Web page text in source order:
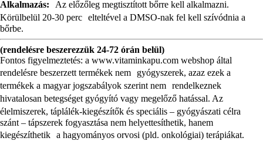
Alkalmazás: Az előzőleg megtisztított bőrre kell alkalmazni.
Körülbelül 20-30 perc elteltével a DMSO-nak fel kell szívódnia a
bőrbe.
(rendelésre beszerezzük 24-72 órán belül)
Fontos figyelmeztetés: a www.vitaminkapu.com webshop által
rendelésre beszerzett termékek nem gyógyszerek, azaz ezek a
termékek a magyar jogszabályok szerint nem rendelkeznek
hivatalosan betegséget gyógyító vagy megelőző hatással. Az
élelmiszerek, táplálék-kiegészítők és speciális – gyógyászati célra
szánt – tápszerek fogyasztása nem helyettesíthetik, hanem
kiegészíthetik a hagyományos orvosi (pld. onkológiai) terápiákat.